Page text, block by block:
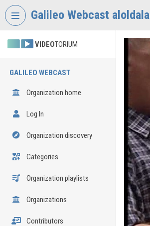
Skip header
Galileo Webcast aloldala
VIDEOTORIUM
GALILEO WEBCAST
Organization home
Log In
Organization discovery
Categories
Organization playlists
Organizations
Contributors